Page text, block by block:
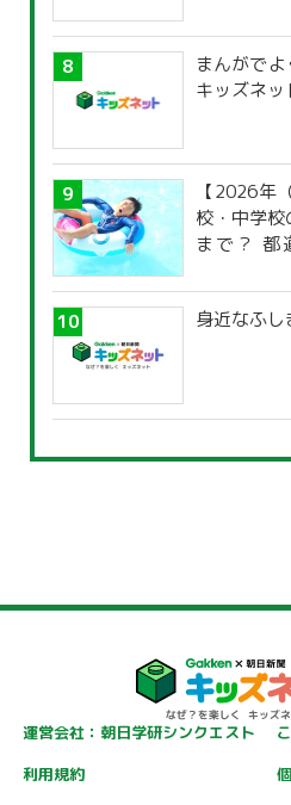
まんがで
キッズネッ
【2026年
校・中学
まで？ 都
身近なふし
運営会社：朝日学研シンクエスト
利用規約